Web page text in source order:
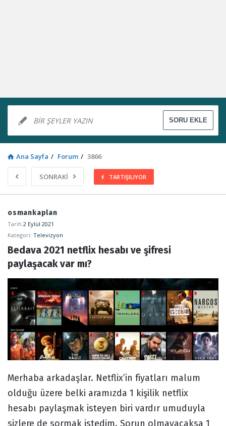
Ana Sayfa / Forum / 3866
SONRAKİ TARTIŞILIYOR
Sosyal
Kaynak
Latest
Forum
osmankaplan
Tarih 2 Eylül 2021
Kategori: Televizyon
Bedava 2021 netflix hesabı ve şifresi
paylaşacak var mı?
Merhaba arkadaşlar. Netflix’in fiyatları malum
olduğu üzere belki aramızda 1 kişilik netflix
hesabı paylaşmak isteyen biri vardır umuduyla
sizlere de sormak istedim. Sorun olmayacaksa 1